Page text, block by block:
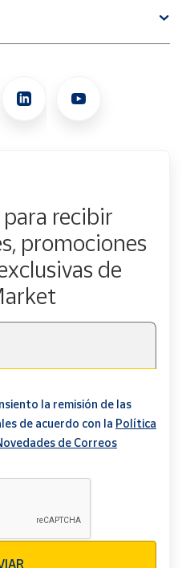
recibir
promociones
de
la remisión de las
de acuerdo con la Política
de Correos